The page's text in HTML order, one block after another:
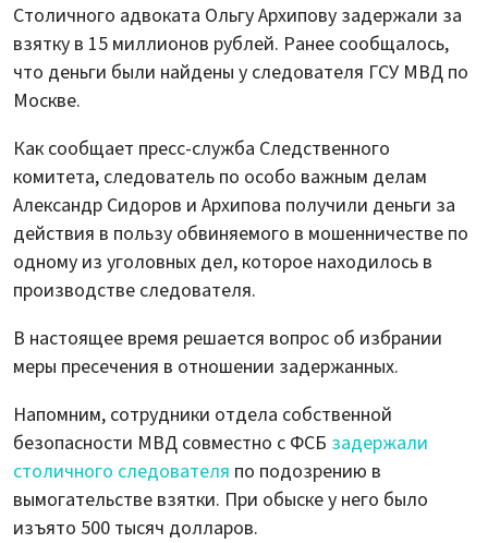
Столичного адвоката Ольгу Архипову задержали за
взятку в 15 миллионов рублей. Ранее сообщалось,
что деньги были найдены у следователя ГСУ МВД по
Москве.
Как сообщает пресс-служба Следственного
комитета, следователь по особо важным делам
Александр Сидоров и Архипова получили деньги за
действия в пользу обвиняемого в мошенничестве по
одному из уголовных дел, которое находилось в
производстве следователя.
В настоящее время решается вопрос об избрании
меры пресечения в отношении задержанных.
Напомним, сотрудники отдела собственной
безопасности МВД совместно с ФСБ задержали
столичного следователя по подозрению в
вымогательстве взятки. При обыске у него было
изъято 500 тысяч долларов.